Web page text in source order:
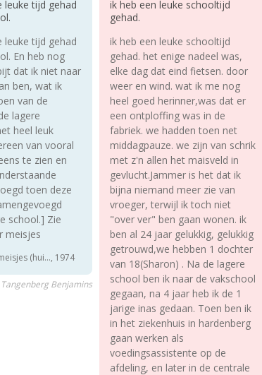
leuke tijd gehad
leuke tijd gehad
En heb nog
dat ik niet naar
ben, wat ik
van de
lagere
heel leuk
van vooral
te zien en
toen deze
school.] Zie
meisjes
(hui..., 1974
Tangenberg Benjamins
ik heb een leuke schooltijd
gehad.
ik heb een leuke schooltijd
gehad. het enige nadeel was,
elke dag dat eind fietsen. door
weer en wind. wat ik me nog
heel goed herinner,was dat er
een ontploffing was in de
fabriek. we hadden toen net
middagpauze. we zijn van schrik
met z'n allen het maisveld in
gevlucht.Jammer is het dat ik
bijna niemand meer zie van
vroeger, terwijl ik toch niet
"over ver" ben gaan wonen. ik
ben al 24 jaar gelukkig, gelukkig
getrouwd,we hebben 1 dochter
van 18(Sharon) . Na de lagere
school ben ik naar de vakschool
gegaan, na 4 jaar heb ik de 1
jarige inas gedaan. Toen ben ik
in het ziekenhuis in hardenberg
gaan werken als
voedingsassistente op de
afdeling, en later in de centrale